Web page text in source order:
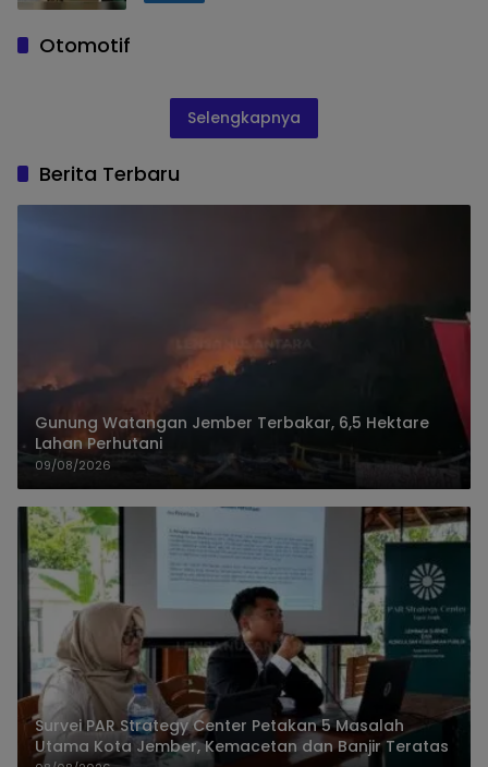
Otomotif
Selengkapnya
Berita Terbaru
Gunung Watangan Jember Terbakar, 6,5 Hektare
Lahan Perhutani
09/08/2026
Survei PAR Strategy Center Petakan 5 Masalah
Utama Kota Jember, Kemacetan dan Banjir Teratas